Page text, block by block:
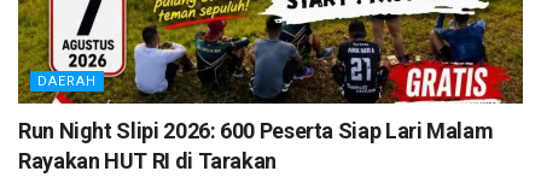
DAERAH
Run Night Slipi 2026: 600 Peserta Siap Lari Malam
Rayakan HUT RI di Tarakan